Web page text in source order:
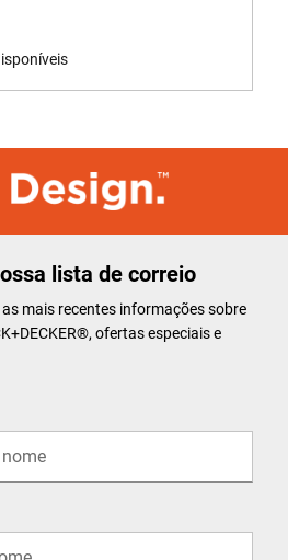
lista de correio
mais recentes informações sobre
®, ofertas especiais e